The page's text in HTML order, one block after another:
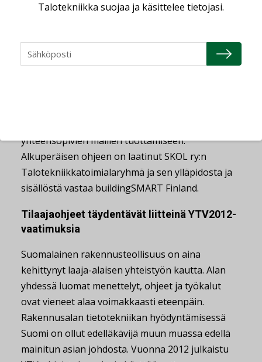
RT 10-11211, LVI 03-10570, Talotekninen
mallinnukselle
Ohje on täydentävä liite julkaisusarjan Yleiset
yhteensopivien mallien tuottamiseen.
Alkuperäisen ohjeen on laatinut SKOL ry:n
Talotekniikkatoimialaryhmä ja sen ylläpidosta ja
sisällöstä vastaa buildingSMART Finland.
Tilaajaohjeet täydentävät liitteinä YTV2012-
vaatimuksia
Suomalainen rakennusteollisuus on aina
kehittynyt laaja-alaisen yhteistyön kautta. Alan
yhdessä luomat menettelyt, ohjeet ja työkalut
ovat vieneet alaa voimakkaasti eteenpäin.
Rakennusalan tietotekniikan hyödyntämisessä
Suomi on ollut edelläkävijä muun muassa edellä
mainitun asian johdosta. Vuonna 2012 julkaistu
Talotekniikka suojaa ja käsittelee tietojasi.